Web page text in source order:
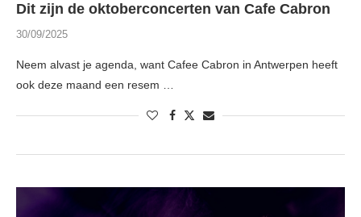
Dit zijn de oktoberconcerten van Cafe Cabron
30/09/2025
Neem alvast je agenda, want Cafee Cabron in Antwerpen heeft
ook deze maand een resem …